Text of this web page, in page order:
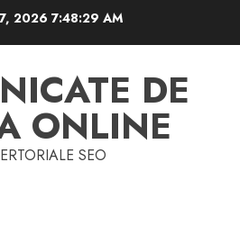
2026 7:48:29 AM
DE
ONLINE
SEO